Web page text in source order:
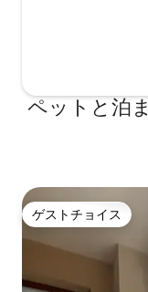
ペットと泊
ゲストチョイス
ゲストチョイス